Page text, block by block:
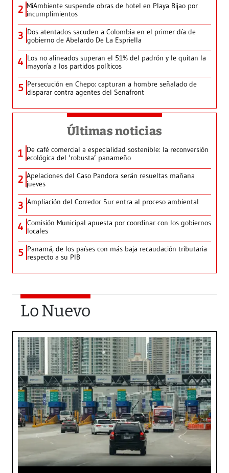
2 MiAmbiente suspende obras de hotel en Playa Bijao por
incumplimientos
3 Dos atentados sacuden a Colombia en el primer día de
gobierno de Abelardo De La Espriella
4 Los no alineados superan el 51% del padrón y le quitan la
mayoría a los partidos políticos
5 Persecución en Chepo: capturan a hombre señalado de
disparar contra agentes del Senafront
Últimas noticias
1 De café comercial a especialidad sostenible: la reconversión
ecológica del ‘robusta’ panameño
2 Apelaciones del Caso Pandora serán resueltas mañana
jueves
3 Ampliación del Corredor Sur entra al proceso ambiental
4 Comisión Municipal apuesta por coordinar con los gobiernos
locales
5 Panamá, de los países con más baja recaudación tributaria
respecto a su PIB
Lo Nuevo